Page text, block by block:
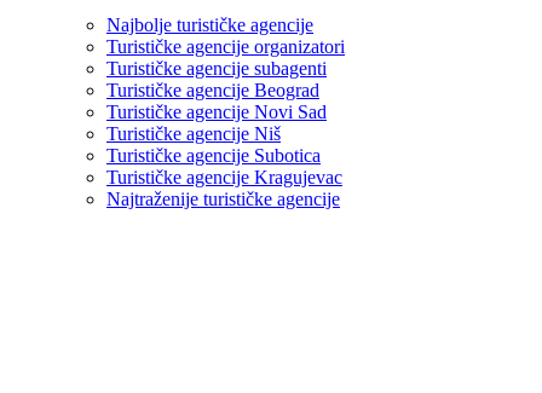
Najbolje turističke agencije
Turističke agencije organizatori
Turističke agencije subagenti
Turističke agencije Beograd
Turističke agencije Novi Sad
Turističke agencije Niš
Turističke agencije Subotica
Turističke agencije Kragujevac
Najtraženije turističke agencije